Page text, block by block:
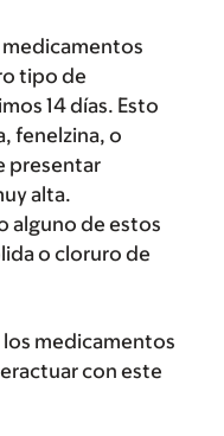
tipo de
14 días. Esto
fenelzina, o
presentar
alta.
alguno de estos
o cloruro de
los medicamentos
con este